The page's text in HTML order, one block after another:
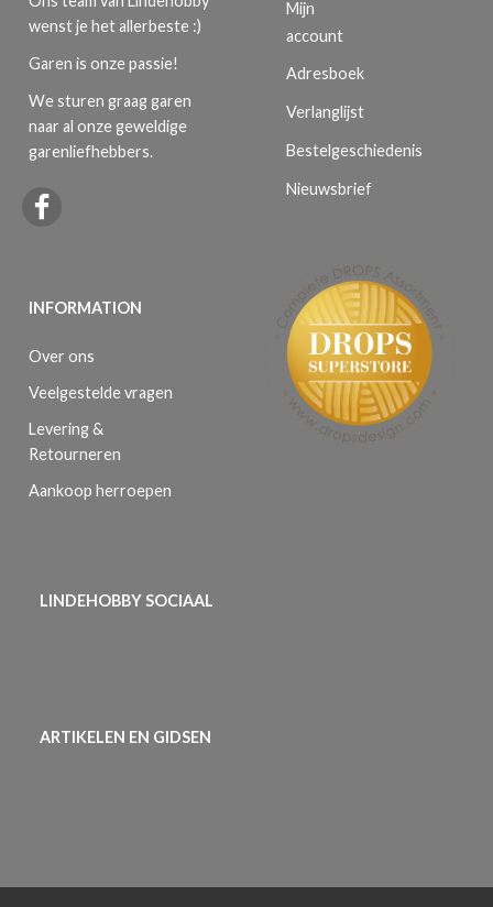
wenst je het allerbeste :)
Garen is onze passie!
We sturen graag garen
naar al onze geweldige
garenliefhebbers.
INFORMATION
Over ons
Veelgestelde vragen
Levering &
Retourneren
Aankoop herroepen
Mijn
account
Adresboek
Verlanglijst
Bestelgeschiedenis
Nieuwsbrief
LINDEHOBBY SOCIAAL
ARTIKELEN EN GIDSEN